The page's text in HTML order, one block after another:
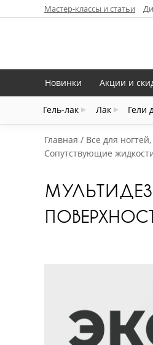
Мастер-классы и статьи
Новинки Акции и
Гель-лак Лак Гели
Главная Все для
Сопутствующие